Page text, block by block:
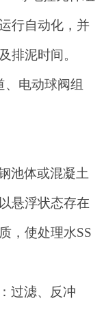
行自动化，并
排泥时间。
、电动球阀组
池体或混凝土
悬浮状态存在
，使处理水SS
过滤、反冲